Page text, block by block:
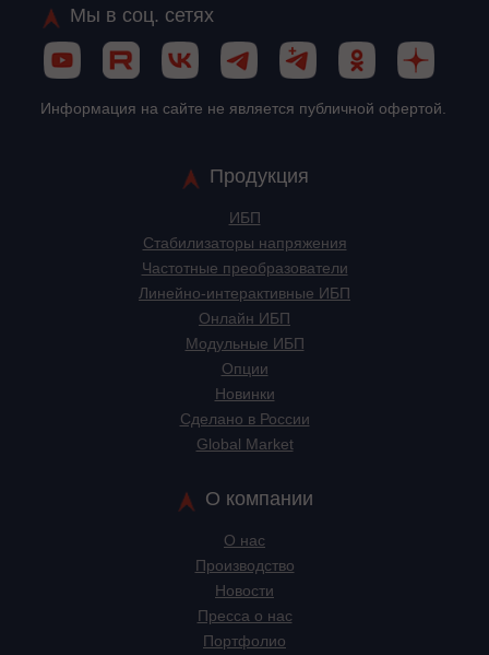
Мы в соц. сетях
Информация на сайте не является публичной офертой.
Продукция
ИБП
Стабилизаторы напряжения
Частотные преобразователи
Линейно-интерактивные ИБП
Онлайн ИБП
Модульные ИБП
Опции
Новинки
Сделано в России
Global Market
О компании
О нас
Производство
Новости
Пресса о нас
Портфолио